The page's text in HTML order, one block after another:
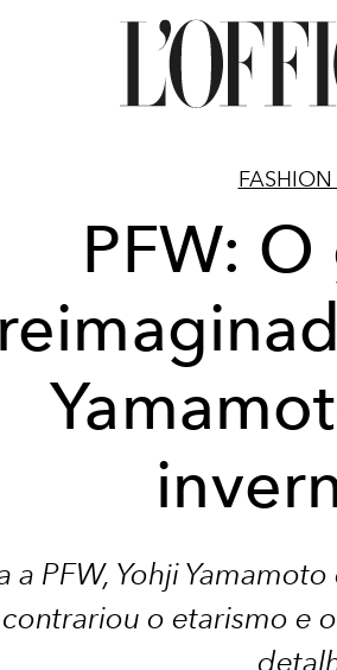
PFW:
a PFW, Yohji
contrariou o etarismo e